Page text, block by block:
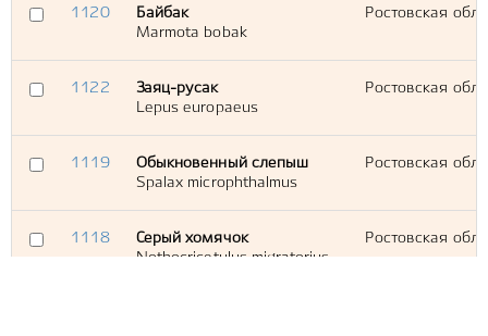
1120
Байбак
Marmota bobak
Ростовская обл.,
1122
Заяц-русак
Lepus europaeus
Ростовская
1119
Обыкновенный слепыш
Spalax microphthalmus
Ростовская обл.,
1118
Серый хомячок
Nothocricetulus migratorius
Ростовская